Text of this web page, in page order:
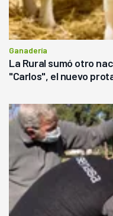
Ganadería
La Rural sumó otro
"Carlos", el nuevo